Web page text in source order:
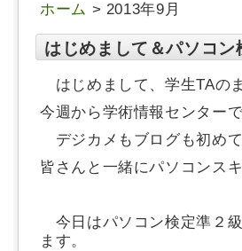
ホーム > 2013年9月
はじめまして＆パソコ
はじめまして、学生TAの
今週から学術情報センター
デジカメもブログも初め
皆さんと一緒にパソコンス
今日はパソコン検定準２
ます。